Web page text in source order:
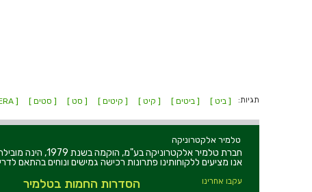
תגיות: [ ביט ] [ ביטים ] [ קיט ] [ קיטים ] [ סט ] [ סטים ] [ WERA ]
טלמיר אלקטרוניקה
חברת טלמיר
אנו מציעים ללקוחותינו פתרונות רכישה גמישים ונוחים בהתאם
עקבו אחרינו הסדרות החמות בטלמיר